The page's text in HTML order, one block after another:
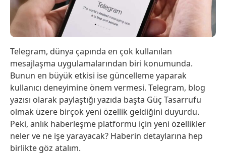
Telegram, dünya çapında en çok kullanılan
mesajlaşma uygulamalarından biri konumunda.
Bunun en büyük etkisi ise güncelleme yaparak
kullanıcı deneyimine önem vermesi. Telegram, blog
yazısı olarak paylaştığı yazıda başta Güç Tasarrufu
olmak üzere birçok yeni özellik geldiğini duyurdu.
Peki, anlık haberleşme platformu için yeni özellikler
neler ve ne işe yarayacak? Haberin detaylarına hep
birlikte göz atalım.